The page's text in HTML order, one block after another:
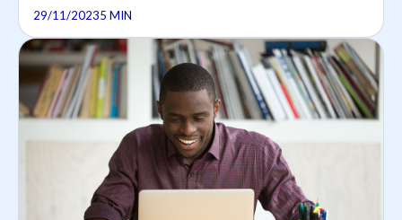
29/11/20235 MIN